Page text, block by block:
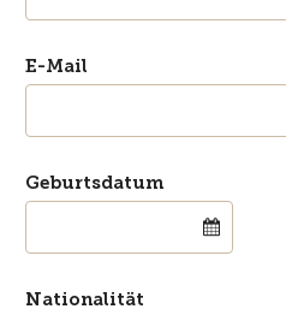
E-Mail
Geburtsdatum
Nationalität